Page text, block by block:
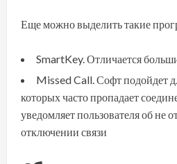
Еще можно выделить такие
SmartKey. Отличается
Missed Call. Софт подойдет
которых часто пропадает
уведомляет пользователя об не
отключении связи